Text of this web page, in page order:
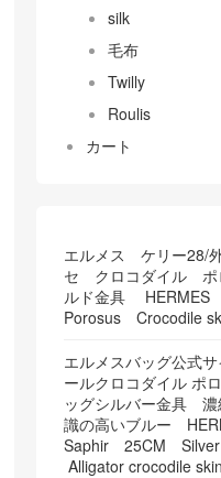
silk
毛布
Twilly
Roulis
カート
エルメス ケリー28/
セ クロコダイル ポ
ルド金具 HERMES
Porosus Crocodile
エルメスバッグ公式
ールクロコダイル ポ
ッグシルバー金具
識の高いブルー
Saphir 25CM Silver
Alligator crocodile skin